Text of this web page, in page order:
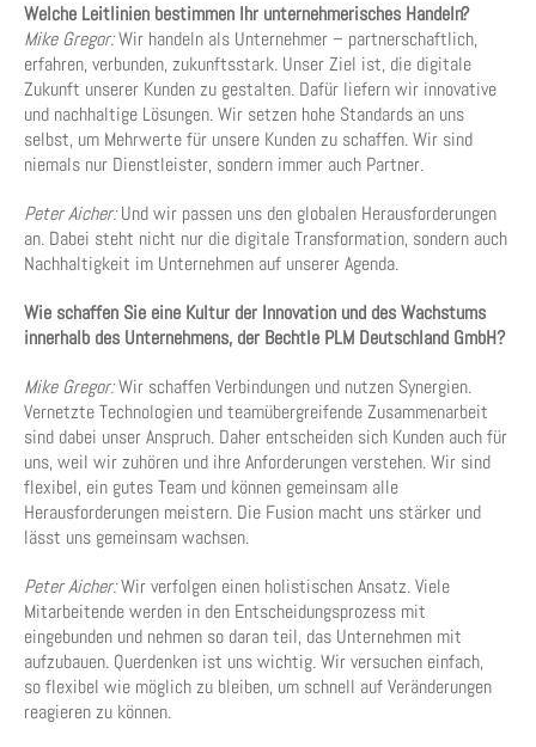
Welche Leitlinien bestimmen Ihr unternehmerisches Handeln?
Mike Gregor:Wir handeln als Unternehmer – partnerschaftlich,
erfahren, verbunden, zukunftsstark. Unser Ziel ist, die digitale
Zukunft unserer Kunden zu gestalten. Dafür liefern wir innovative
und nachhaltige Lösungen. Wir setzen hohe Standards an uns
selbst, um Mehrwerte für unsere Kunden zu schaffen. Wir sind
niemals nur Dienstleister, sondern immer auch Partner.
Peter Aicher:Und wir passen uns den globalen Herausforderungen
an. Dabei steht nicht nur die digitale Transformation, sondern auch
Nachhaltigkeit im Unternehmen auf unserer Agenda.
Wie schaffen Sie eine Kultur der Innovation und des Wachstums
innerhalb des Unternehmens, der Bechtle PLM Deutschland GmbH?
Mike Gregor:Wir schaffen Verbindungen und nutzen Synergien.
Vernetzte Technologien und teamübergreifende Zusammenarbeit
sind dabei unser Anspruch. Daher entscheiden sich Kunden auch für
uns, weil wir zuhören und ihre Anforderungen verstehen. Wir sind
flexibel, ein gutes Team und können gemeinsam alle
Herausforderungen meistern. Die Fusion macht uns stärker und
lässt uns gemeinsam wachsen.
Peter Aicher:Wir verfolgen einen holistischen Ansatz. Viele
Mitarbeitende werden in den Entscheidungsprozess mit
eingebunden und nehmen so daran teil, das Unternehmen mit
aufzubauen. Querdenken ist uns wichtig. Wir versuchen einfach,
so flexibel wie möglich zu bleiben, um schnell auf Veränderungen
reagieren zu können.